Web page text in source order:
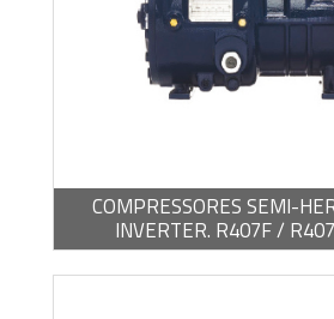
COMPRESSORES SEMI-
INVERTER. R407F /